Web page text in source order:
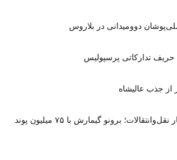
حریف تدارکاتی پرسپولیس
جذب عالیشاه
آرسنال در آستانه انفجار نقل‌وانتقالات؛ برونو گیمارش با ۷۵ میلیون پوند